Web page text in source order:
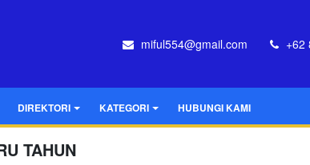
miful554@gmail.com +62
DIREKTORI KATEGORI HUBUNGI KAMI
TAHUN